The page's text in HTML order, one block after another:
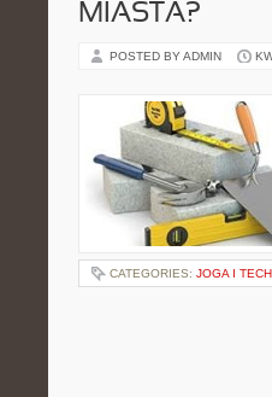
MIASTA?
POSTED BY ADMIN
CATEGORIES: JOGA I